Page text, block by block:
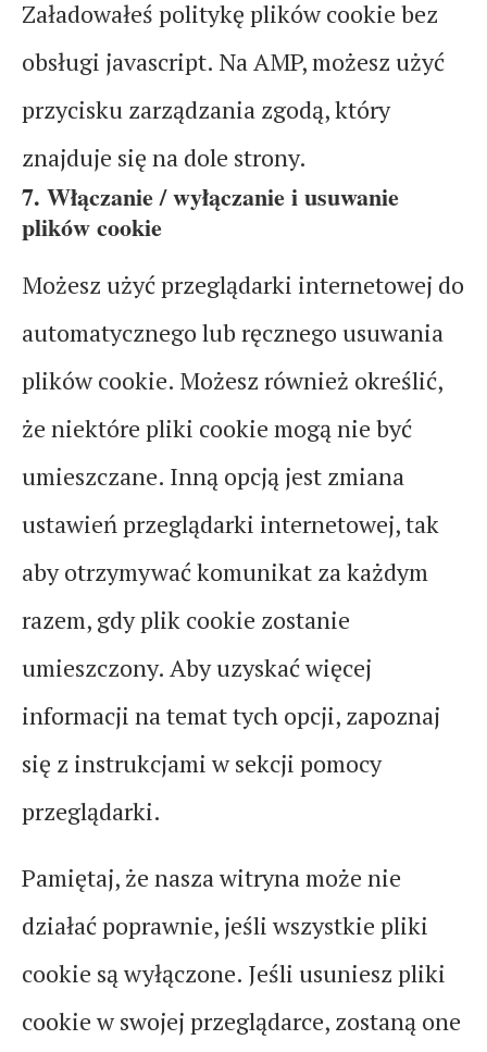
Załadowałeś politykę plików cookie bez
obsługi javascript. Na AMP, możesz użyć
przycisku zarządzania zgodą, który
znajduje się na dole strony.
7. Włączanie / wyłączanie i usuwanie
plików cookie
Możesz użyć przeglądarki internetowej do
automatycznego lub ręcznego usuwania
plików cookie. Możesz również określić,
że niektóre pliki cookie mogą nie być
umieszczane. Inną opcją jest zmiana
ustawień przeglądarki internetowej, tak
aby otrzymywać komunikat za każdym
razem, gdy plik cookie zostanie
umieszczony. Aby uzyskać więcej
informacji na temat tych opcji, zapoznaj
się z instrukcjami w sekcji pomocy
przeglądarki.
Pamiętaj, że nasza witryna może nie
działać poprawnie, jeśli wszystkie pliki
cookie są wyłączone. Jeśli usuniesz pliki
cookie w swojej przeglądarce, zostaną one